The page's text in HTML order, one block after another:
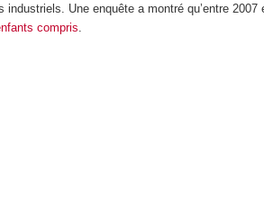
Une enquête a montré qu’entre
compris.